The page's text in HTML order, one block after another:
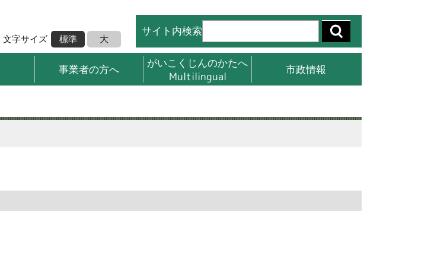
事業者の方へ
がいこくじんのかたへ
Multilingual
市政情報
文字サイズ 標準 大
サイト内検索